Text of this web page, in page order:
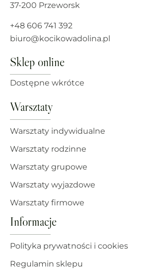
37-200 Przeworsk
+48 606 741 392
biuro@kocikowadolina.pl
Sklep online
Dostępne wkrótce
Warsztaty
Warsztaty indywidualne
Warsztaty rodzinne
Warsztaty grupowe
Warsztaty wyjazdowe
Warsztaty firmowe
Informacje
Polityka prywatności i cookies
Regulamin sklepu